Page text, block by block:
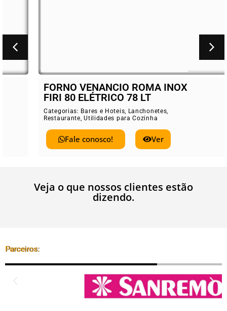
FORNO VENANCIO ROMA INOX
FIRI 80 ELÉTRICO 78 LT
Categorias:Bares e Hoteis,Lanchonetes,
Restaurante,Utilidades para Cozinha
Fale conosco!
Veja o que nossos clientes estão
dizendo.
Parceiros: